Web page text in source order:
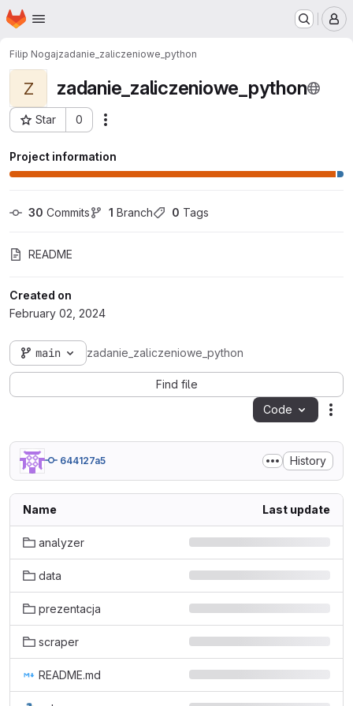
Skip to main content
Homepage
Filip Nogajzadanie_zaliczeniowe_python
Z zadanie_zaliczeniowe_python
Star 0
Project ID: 1440
Project information
30 Commits 1 Branch 0 Tags
README
Created on
February 02, 2024
main zadanie_zaliczeniowe_python
Find file
Code
644127a5 History
Name Last update
analyzer
data
prezentacja
scraper
README.md